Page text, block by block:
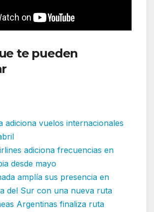
te pueden
adiciona vuelos internacionales
adiciona frecuencias en
desde mayo
amplía sus presencia en
del Sur con una nueva ruta
Argentinas finaliza ruta